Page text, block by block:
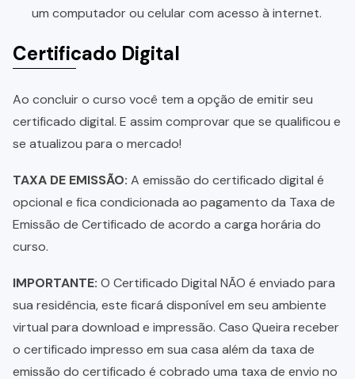
um computador ou celular com acesso à internet.
Certificado Digital
Ao concluir o curso você tem a opção de emitir seu
certificado digital. E assim comprovar que se qualificou e
se atualizou para o mercado!
TAXA DE EMISSÃO: A emissão do certificado digital é
opcional e fica condicionada ao pagamento da Taxa de
Emissão de Certificado de acordo a carga horária do
curso.
IMPORTANTE: O Certificado Digital NÃO é enviado para
sua residência, este ficará disponível em seu ambiente
virtual para download e impressão. Caso Queira receber
o certificado impresso em sua casa além da taxa de
emissão do certificado é cobrado uma taxa de envio no